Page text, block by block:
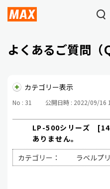
よくあるご質問（
カテゴリー表示
No : 31 公開日時 : 2022/09/16
LP-500シリーズ
ありません。
カテゴリー：
ラベルプ